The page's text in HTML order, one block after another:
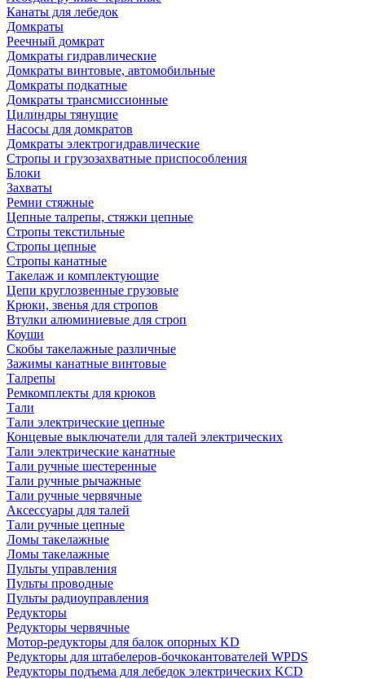
Канаты для лебедок
Домкраты
Реечный домкрат
Домкраты гидравлические
Домкраты винтовые, автомобильные
Домкраты подкатные
Домкраты трансмиссионные
Цилиндры тянущие
Насосы для домкратов
Домкраты электрогидравлические
Стропы и грузозахватные приспособления
Блоки
Захваты
Ремни стяжные
Цепные талрепы, стяжки цепные
Стропы текстильные
Стропы цепные
Стропы канатные
Такелаж и комплектующие
Цепи круглозвенные грузовые
Крюки, звенья для стропов
Втулки алюминиевые для строп
Коуши
Скобы такелажные различные
Зажимы канатные винтовые
Талрепы
Ремкомплекты для крюков
Тали
Тали электрические цепные
Концевые выключатели для талей электрических
Тали электрические канатные
Тали ручные шестеренные
Тали ручные рычажные
Тали ручные червячные
Аксессуары для талей
Тали ручные цепные
Ломы такелажные
Ломы такелажные
Пульты управления
Пульты проводные
Пульты радиоуправления
Редукторы
Редукторы червячные
Мотор-редукторы для балок опорных KD
Редукторы для штабелеров-бочкокантователей WPDS
Редукторы подъема для лебедок электрических KCD